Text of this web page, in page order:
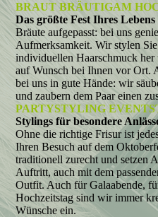
BRAUT BRÄUTIGAM
Das größte Fest Ihres Lebens
Bräute aufgepasst: bei uns
Aufmerksamkeit. Wir stylen
individuellen Haarschmuck
auf Wunsch bei Ihnen vor Ort.
bei uns in gute Hände: wir
und zaubern dem Paar einen
PARTYSTYLING
Stylings für besondere
Ohne die richtige Frisur ist
Ihren Besuch auf dem
traditionell zurecht und setzen
Auftritt, auch mit dem
Outfit. Auch für Galaabende,
Hochzeitstag sind wir immer
Wünsche ein.